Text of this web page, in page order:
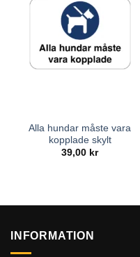
Alla hundar måste vara
kopplade skylt
39,00 kr
INFORMATION